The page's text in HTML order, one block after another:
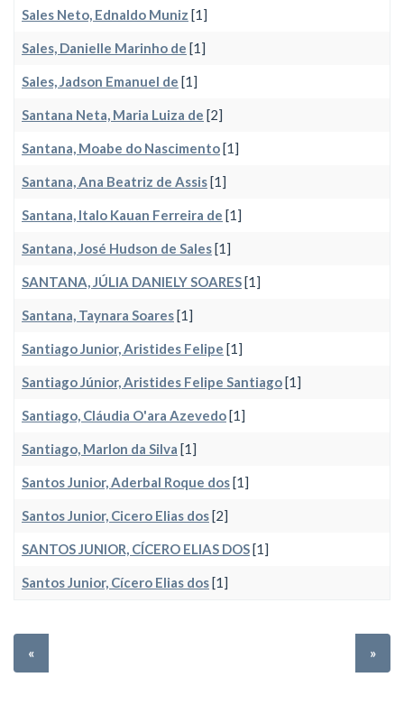
Sales Neto, Ednaldo Muniz [1]
Sales, Danielle Marinho de [1]
Sales, Jadson Emanuel de [1]
Santana Neta, Maria Luiza de [2]
Santana, Moabe do Nascimento[1]
Santana, Ana Beatriz de Assis[1]
Santana, Italo Kauan Ferreira de [1]
Santana, José Hudson de Sales[1]
SANTANA, JÚLIA DANIELY SOARES[1]
Santana, Taynara Soares[1]
Santiago Junior, Aristides Felipe [1]
Santiago Júnior, Aristides Felipe Santiago[1]
Santiago, Cláudia O'ara Azevedo[1]
Santiago, Marlon da Silva [1]
Santos Junior, Aderbal Roque dos[1]
Santos Junior, Cicero Elias dos[2]
SANTOS JUNIOR, CÍCERO ELIAS DOS[1]
Santos Junior, Cícero Elias dos[1]
« »